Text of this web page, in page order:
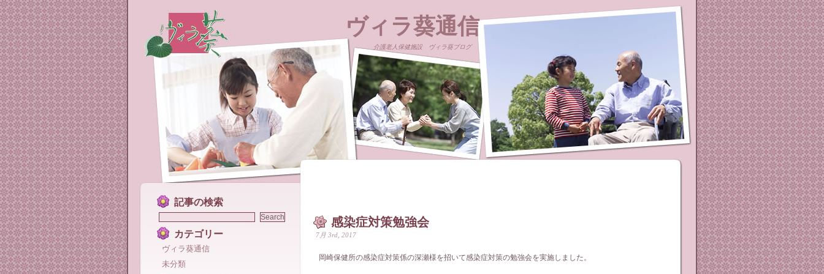
ヴィラ葵通信
介護老人保健施設 ヴィラ葵ブログ
感染症対策勉強会
7月 3rd, 2017
岡崎保健所の感染症対策係の深瀬様を招いて感染症対策の勉強会を実施しました。
記事の検索
カテゴリー
ヴィラ葵通信
未分類